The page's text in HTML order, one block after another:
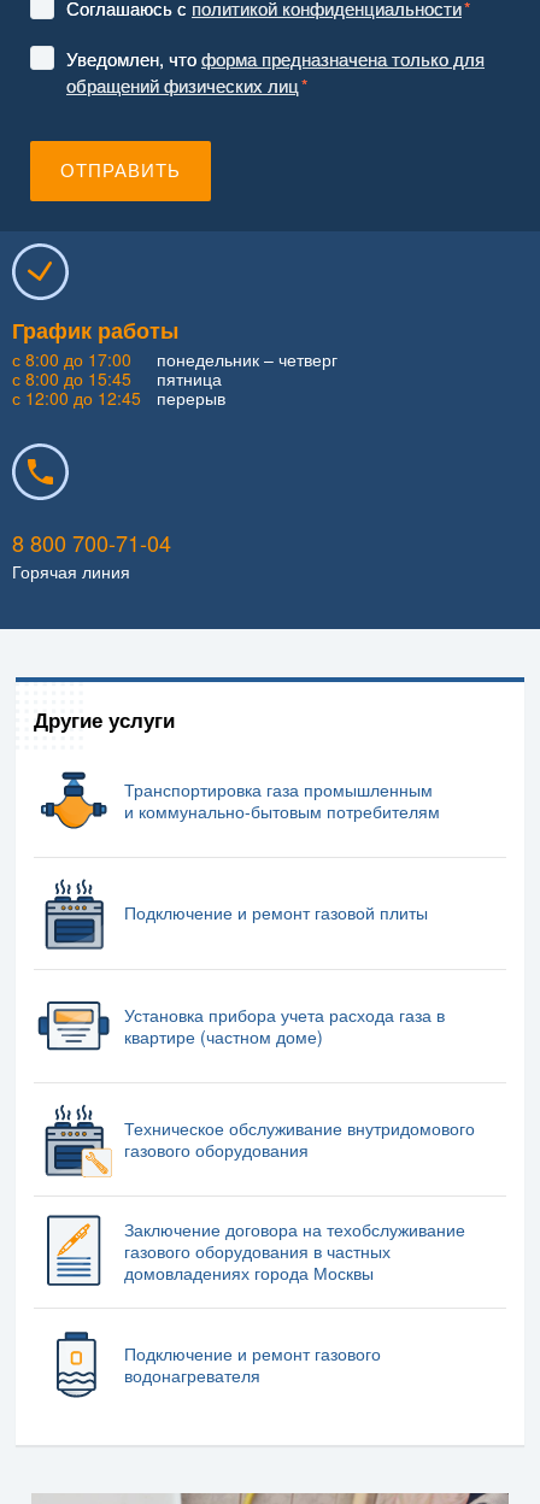
График работы
с 8:00 до 17:00
понедельник – четверг
с 8:00 до 15:45
пятница
с 12:00 до 12:45
перерыв
8 800 700-71-04
Горячая линия
Другие услуги
Транспортировка газа промышленным
и коммунально-бытовым потребителям
Подключение и ремонт газовой плиты
Установка прибора учета расхода газа в
квартире (частном доме)
Техническое обслуживание внутридомового
газового оборудования
Заключение договора на техобслуживание
газового оборудования в частных
домовладениях города Москвы
Подключение и ремонт газового
водонагревателя